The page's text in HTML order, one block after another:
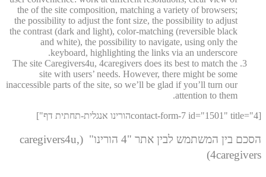
the of the site composition, matching a variety of browsers;
the possibility to adjust the font size, the possibility to adjust
the contrast (dark and light), color-matching (reversible black
and white), the possibility to navigate, using only the
keyboard, highlighting the links via an underscore.
The site Caregivers4u, 4caregivers does its best to match the
site with users’ needs. However, there might be some
inaccessible parts of the site, so we’ll be glad if you’ll turn our
attention to them.
[contact-form-7 id="1501" title="4הורינו אנגלית-תחתית דף"]
הסכם בין המשתמש לבין אתר "4 הורינו" (caregivers4u,
4caregivers)